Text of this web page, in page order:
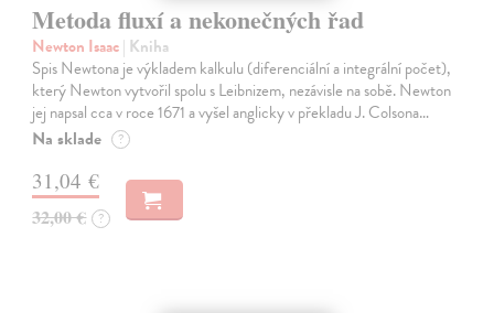
Metoda fluxí a nekonečných řad
Newton Isaac| Kniha
Spis Newtona je výkladem kalkulu (diferenciální a integrální počet),
který Newton vytvořil spolu s Leibnizem, nezávisle na sobě. Newton
jej napsal cca v roce 1671 a vyšel anglicky v překladu J. Colsona…
Na sklade ?
31,04 €
32,00 € ?